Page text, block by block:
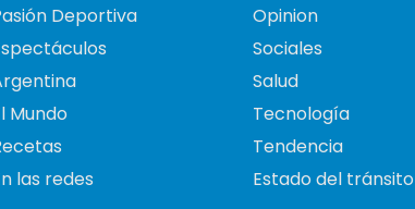
Deportiva
Mundo
las redes
Opinion
Sociales
Salud
Tecnología
Tendencia
Estado del tránsito